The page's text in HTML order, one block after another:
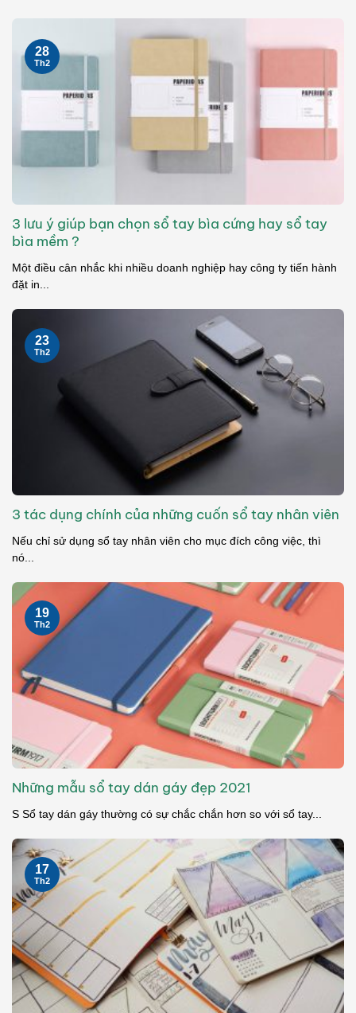
3 lưu ý giúp bạn chọn sổ tay bìa cứng hay sổ tay
bìa mềm ?
Một điều cân nhắc khi nhiều doanh nghiệp hay công ty tiến hành
đặt in...
28
Th2
3 tác dụng chính của những cuốn sổ tay nhân viên
Nếu chỉ sử dụng sổ tay nhân viên cho mục đích công việc, thì
nó...
23
Th2
Những mẫu sổ tay dán gáy đẹp 2021
S Sổ tay dán gáy thường có sự chắc chắn hơn so với sổ tay...
19
Th2
17
Th2